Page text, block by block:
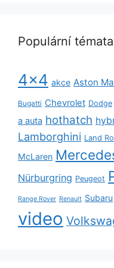
Populární témata
4x4 akce Aston
Bugatti Chevrolet Dodge
a auta hothatch
Lamborghini Land
McLaren
Nürburgring Peugeot
Range Rover Renault Subaru
video